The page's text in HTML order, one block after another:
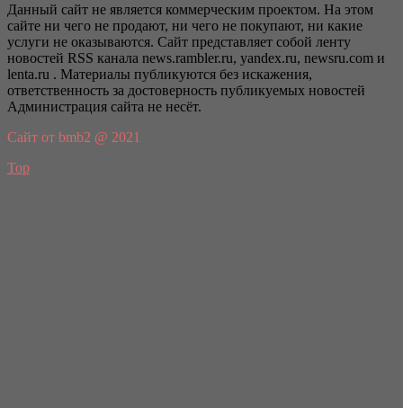
Данный сайт не является коммерческим проектом. На этом
сайте ни чего не продают, ни чего не покупают, ни какие
услуги не оказываются. Сайт представляет собой ленту
новостей RSS канала news.rambler.ru, yandex.ru, newsru.com и
lenta.ru . Материалы публикуются без искажения,
ответственность за достоверность публикуемых новостей
Администрация сайта не несёт.
Сайт от bmb2 @ 2021
Top